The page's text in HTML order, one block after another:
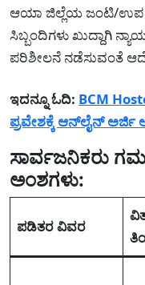
ಆಯಾ ಜಿಲ್ಲೆಯ ಜಂಟಿ/ಉಪ
ಸಿಬ್ಬಂದಿಗಳು ಖುದ್ದಾಗಿ
ಪರಿಶೀಲನೆ ನಡೆಸುವಂತೆ
ಇದನ್ನೂ ಓದಿ: BCM
ಪ್ರವೇಶಕ್ಕೆ ಆನ್‌ಲೈನ್ ಅರ್ಜಿ
ಸಾರ್ವಜನಿಕರು
ಅಂಶಗಳು:
ಪಡಿತರ ವಿವರ